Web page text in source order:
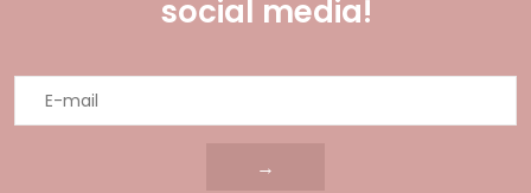
social media!
→